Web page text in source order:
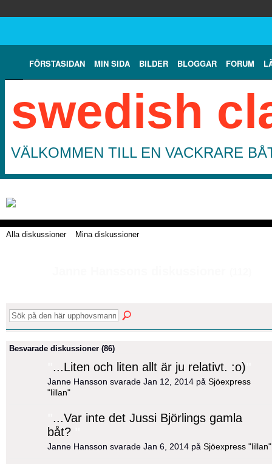
FÖRSTASIDAN MIN SIDA BILDER BLOGGAR FORUM
swedish
VÄLKOMMEN TILL EN VACKRARE
Alla diskussioner Mina diskussioner
Besvarade diskussioner (86)
...Liten och liten allt är ju relativt. :o)
Janne Hansson svarade Jan 12, 2014 på Sjöexpress
"lillan"
...Var inte det Jussi Björlings gamla
båt?
Janne Hansson svarade Jan 6, 2014 på Sjöexpress "lillan"